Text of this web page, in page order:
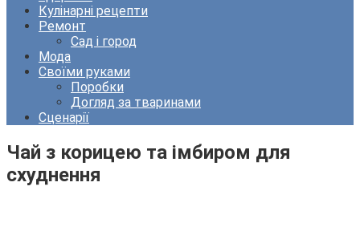
Кулінарні рецепти
Ремонт
Сад і город
Мода
Своїми руками
Поробки
Догляд за тваринами
Сценарії
Чай з корицею та імбиром для
схуднення